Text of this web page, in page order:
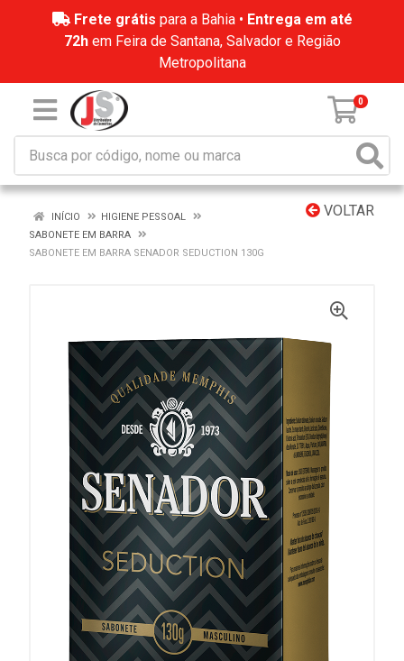
Frete grátis para a Bahia • Entrega em até
72hem Feira de Santana, Salvador e Região
Metropolitana
0
VOLTAR
INÍCIO
HIGIENE PESSOAL
SABONETE EM BARRA
SABONETE EM BARRA SENADOR SEDUCTION 130G